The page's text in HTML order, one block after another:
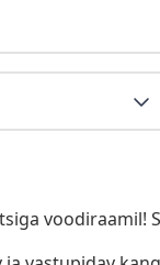
voodiraamil!